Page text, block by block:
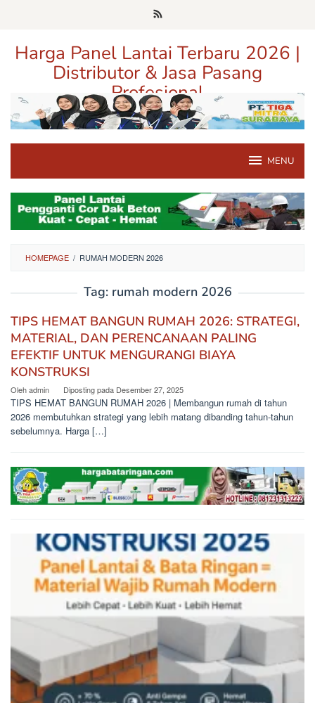
Harga Panel Lantai Terbaru 2026 |
Distributor & Jasa Pasang
Profesional
Pusat Informasi Harga, Distributor, dan Jasa Pasang Panel Lantai
Terpercaya di Jawa Timur
MENU
HOMEPAGE / RUMAH MODERN 2026
Tag: rumah modern 2026
TIPS HEMAT BANGUN RUMAH 2026: STRATEGI,
MATERIAL, DAN PERENCANAAN PALING
EFEKTIF UNTUK MENGURANGI BIAYA
KONSTRUKSI
Olehadmin Diposting pada Desember 27, 2025
TIPS HEMAT BANGUN RUMAH 2026 | Membangun rumah di tahun
2026 membutuhkan strategi yang lebih matang dibanding tahun-tahun
sebelumnya. Harga […]